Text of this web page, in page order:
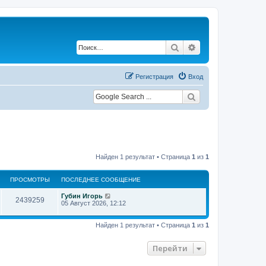
Поиск
Вход
Регистрация
Найден 1 результат • Страница 1 из 1
ПРОСМОТРЫ ПОСЛЕДНЕЕ СООБЩЕНИЕ
2439259П
р
П
о
л
Губин Игорь
05 Август 2026, 12:12
Найден 1 результат • Страница 1 из 1
Перейти